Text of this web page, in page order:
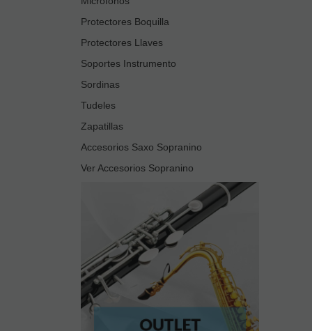
Protectores Boquilla
Protectores Llaves
Soportes Instrumento
Sordinas
Tudeles
Zapatillas
Accesorios Saxo Sopranino
Ver Accesorios Sopranino